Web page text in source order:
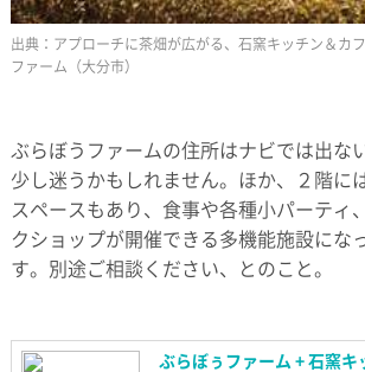
アプローチに茶畑が広がる、石窯キッチン＆カ
ファーム（大分市）
ぶらぼうファームの住所はナビでは出な
少し迷うかもしれません。ほか、２階に
スペースもあり、食事や各種小パーティ
クショップが開催できる多機能施設にな
す。別途ご相談ください、とのこと。
ぶらぼぅファーム + 石窯